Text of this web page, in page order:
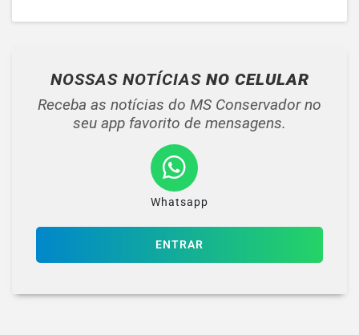
NOSSAS NOTÍCIAS NO CELULAR
Receba as notícias do MS Conservador no
seu app favorito de mensagens.
Whatsapp
ENTRAR